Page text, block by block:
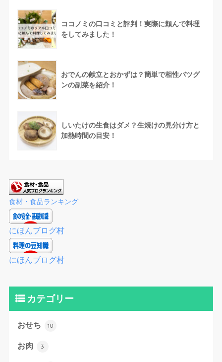
ココノミの口コミと評判！実際に頼んで料理
をしてみました！
おでんの献立とおかずは？簡単で相性バツグ
ンの副菜を紹介！
しいたけの生食はダメ？生焼けの見分け方と
加熱時間の目安！
食材・食品ランキング
にほんブログ村
にほんブログ村
カテゴリー
おせち 10
お肉 3